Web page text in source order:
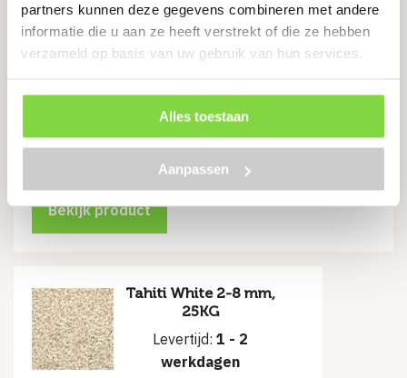
partners kunnen deze gegevens combineren met andere
informatie die u aan ze heeft verstrekt of die ze hebben
verzameld op basis van uw gebruik van hun services.
Alles toestaan
Aanpassen
Het voorkomen van kieren en gaten tussen de
tegels
Zorgt voor verlenging van de levensduur van de
Voor het afbakenen en stabiliseren van je tuin
€8.25
Bekijk product
Tahiti White 2-8 mm,
25KG
Levertijd: 1 - 2
werkdagen